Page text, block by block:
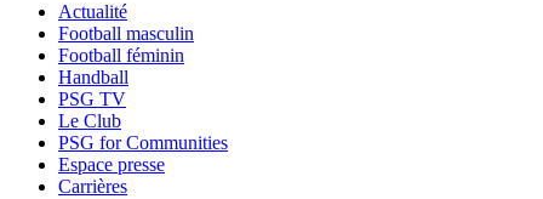
Actualité
Football masculin
Football féminin
Handball
PSG TV
Le Club
PSG for Communities
Espace presse
Carrières